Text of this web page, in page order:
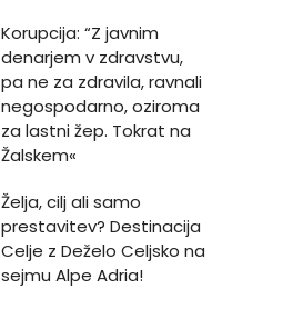
Korupcija: “Z javnim
denarjem v zdravstvu,
pa ne za zdravila, ravnali
negospodarno, oziroma
za lastni žep. Tokrat na
Žalskem«
Želja, cilj ali samo
prestavitev? Destinacija
Celje z Deželo Celjsko na
sejmu Alpe Adria!